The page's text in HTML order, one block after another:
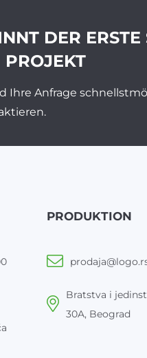
DER
PROJEKT
Ihre Anfrage
PRODUKTION
Bratstva i
30A, Beograd